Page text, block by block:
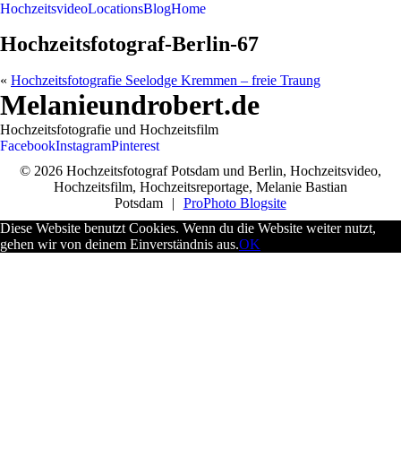
HochzeitsvideoLocationsBlogHome
Hochzeitsfotograf-Berlin-67
« Hochzeitsfotografie Seelodge Kremmen – freie Traung
Melanieundrobert.de
Hochzeitsfotografie und Hochzeitsfilm
FacebookInstagramPinterest
© 2026 Hochzeitsfotograf Potsdam und Berlin, Hochzeitsvideo,
Hochzeitsfilm, Hochzeitsreportage, Melanie Bastian
Potsdam
|
ProPhoto Blogsite
Diese Website benutzt Cookies. Wenn du die Website weiter nutzt,
gehen wir von deinem Einverständnis aus.OK